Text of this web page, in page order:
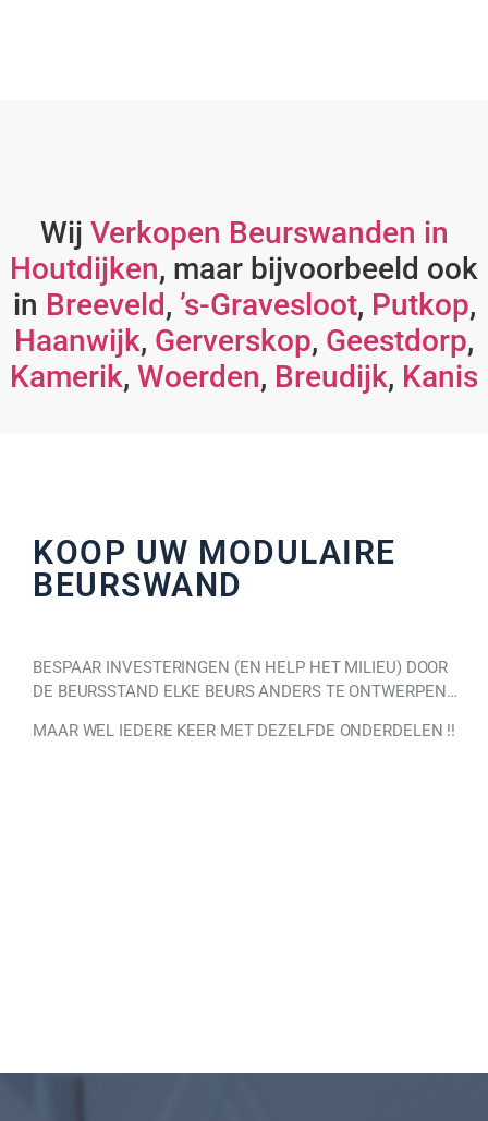
Wij Verkopen Beurswanden in
Houtdijken, maar bijvoorbeeld ook
in Breeveld, ’s-Gravesloot, Putkop,
Haanwijk, Gerverskop, Geestdorp,
Kamerik, Woerden, Breudijk, Kanis
KOOP UW MODULAIRE
BEURSWAND
BESPAAR INVESTERINGEN (EN HELP HET MILIEU) DOOR
DE BEURSSTAND ELKE BEURS ANDERS TE ONTWERPEN…
MAAR WEL IEDERE KEER MET DEZELFDE ONDERDELEN !!